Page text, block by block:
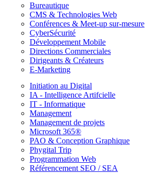
Bureautique
CMS & Technologies Web
Conférences & Meet-up sur-mesure
CyberSécurité
Développement Mobile
Directions Commerciales
Dirigeants & Créateurs
E-Marketing
Initiation au Digital
IA - Intelligence Artifcielle
IT - Informatique
Management
Management de projets
Microsoft 365®
PAO & Conception Graphique
Phygital Trip
Programmation Web
Référencement SEO / SEA